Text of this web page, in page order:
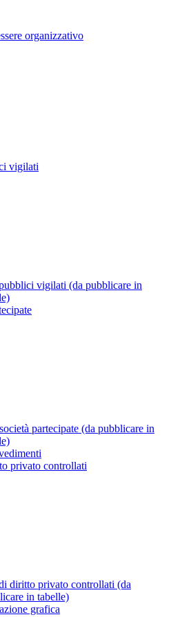
organizzativo
vigilati
vigilati (da pubblicare in
partecipate (da pubblicare in
privato controllati
diritto privato controllati (da
in tabelle)
grafica